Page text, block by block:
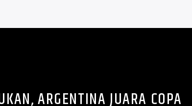
ARGENTINA JUARA COPA